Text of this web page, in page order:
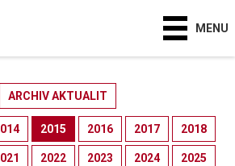
MENU
ARCHIV AKTUALIT
2015 2016 2017 2018
2022 2023 2024 2025